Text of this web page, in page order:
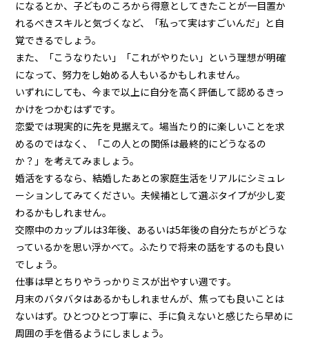
になるとか、子どものころから得意としてきたことが一目置か
れるべきスキルと気づくなど、「私って実はすごいんだ」と自
覚できるでしょう。
また、「こうなりたい」「これがやりたい」という理想が明確
になって、努力をし始める人もいるかもしれません。
いずれにしても、今まで以上に自分を高く評価して認めるきっ
かけをつかむはずです。
恋愛では現実的に先を見据えて。場当たり的に楽しいことを求
めるのではなく、「この人との関係は最終的にどうなるの
か？」を考えてみましょう。
婚活をするなら、結婚したあとの家庭生活をリアルにシミュレ
ーションしてみてください。夫候補として選ぶタイプが少し変
わるかもしれません。
交際中のカップルは3年後、あるいは5年後の自分たちがどうな
っているかを思い浮かべて。ふたりで将来の話をするのも良い
でしょう。
仕事は早とちりやうっかりミスが出やすい週です。
月末のバタバタはあるかもしれませんが、焦っても良いことは
ないはず。ひとつひとつ丁寧に、手に負えないと感じたら早めに
周囲の手を借るようにしましょう。